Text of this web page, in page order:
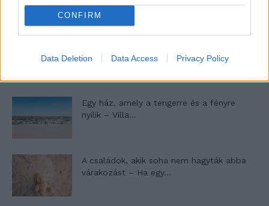
CONFIRM
Data Deletion Data Access Privacy Policy
a hétköznapokban
Egy ház, amely a tengerre és a fényre
nyílik – Villa...
A családok, akik soha nem hagyták abba
várakozást – Ha egy...